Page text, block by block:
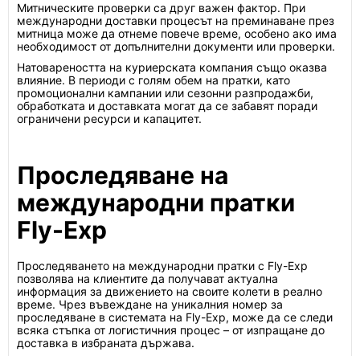
Митническите проверки са друг важен фактор. При
международни доставки процесът на преминаване през
митница може да отнеме повече време, особено ако има
необходимост от допълнителни документи или проверки.
Натовареността на куриерската компания също оказва
влияние. В периоди с голям обем на пратки, като
промоционални кампании или сезонни разпродажби,
обработката и доставката могат да се забавят поради
ограничени ресурси и капацитет.
Проследяване на
международни пратки
Fly-Exp
Проследяването на международни пратки с Fly-Exp
позволява на клиентите да получават актуална
информация за движението на своите колети в реално
време. Чрез въвеждане на уникалния номер за
проследяване в системата на Fly-Exp, може да се следи
всяка стъпка от логистичния процес – от изпращане до
доставка в избраната държава.